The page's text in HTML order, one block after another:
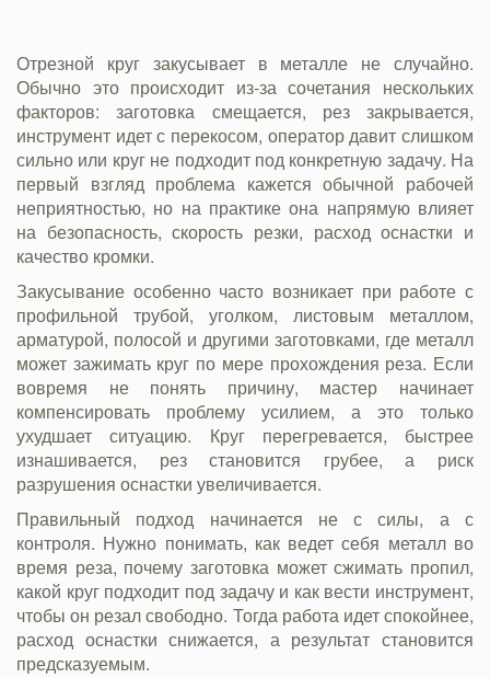
Отрезной круг закусывает в металле не случайно.
Обычно это происходит из-за сочетания нескольких
факторов: заготовка смещается, рез закрывается,
инструмент идет с перекосом, оператор давит слишком
сильно или круг не подходит под конкретную задачу. На
первый взгляд проблема кажется обычной рабочей
неприятностью, но на практике она напрямую влияет
на безопасность, скорость резки, расход оснастки и
качество кромки.
Закусывание особенно часто возникает при работе с
профильной трубой, уголком, листовым металлом,
арматурой, полосой и другими заготовками, где металл
может зажимать круг по мере прохождения реза. Если
вовремя не понять причину, мастер начинает
компенсировать проблему усилием, а это только
ухудшает ситуацию. Круг перегревается, быстрее
изнашивается, рез становится грубее, а риск
разрушения оснастки увеличивается.
Правильный подход начинается не с силы, а с
контроля. Нужно понимать, как ведет себя металл во
время реза, почему заготовка может сжимать пропил,
какой круг подходит под задачу и как вести инструмент,
чтобы он резал свободно. Тогда работа идет спокойнее,
расход оснастки снижается, а результат становится
предсказуемым.